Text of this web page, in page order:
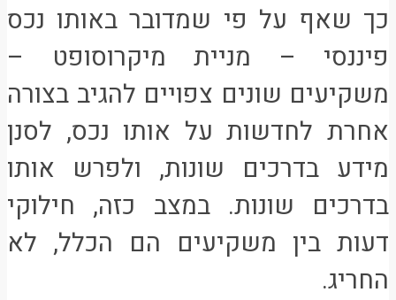
כך שאף על פי שמדובר באותו נכס
פיננסי – מניית מיקרוסופט –
משקיעים שונים צפויים להגיב בצורה
אחרת לחדשות על אותו נכס, לסנן
מידע בדרכים שונות, ולפרש אותו
בדרכים שונות. במצב כזה, חילוקי
דעות בין משקיעים הם הכלל, לא
החריג.